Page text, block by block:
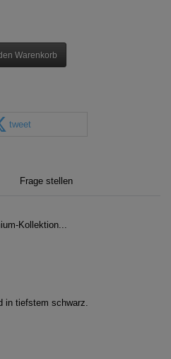
Warenkorb
tweet
Frage stellen
Kollektion...
in tiefstem schwarz.